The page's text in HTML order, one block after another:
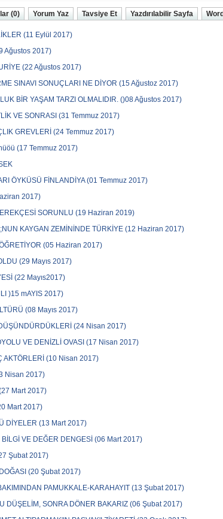
(0) Yorum Yaz Tavsiye Et Yazdırılabilir Sayfa
(11 Eylül 2017)
Ağustos 2017)
(22 Ağustos 2017)
SINAVI SONUÇLARI NE DİYOR (15 Ağustoz 2017)
BİR YAŞAM TARZI OLMALIDIR. ()08 Ağustos 2017)
VE SONRASI (31 Temmuz 2017)
GREVLERİ (24 Temmuz 2017)
(17 Temmuz 2017)
ÖYKÜSÜ FİNLANDİYA (01 Temmuz 2017)
2017)
SORUNLU (19 Haziran 2019)
KAYGAN ZEMİNİNDE TÜRKİYE (12 Haziran 2017)
(05 Haziran 2017)
(29 Mayıs 2017)
(22 Mayıs2017)
)15 mAYIS 2017)
(08 Mayıs 2017)
(24 Nisan 2017)
VE DENİZLİ OVASI (17 Nisan 2017)
AKTÖRLERİ (10 Nisan 2017)
Nisan 2017)
Mart 2017)
Mart 2017)
DİYELER (13 Mart 2017)
VE DEĞER DENGESİ (06 Mart 2017)
Şubat 2017)
(20 Şubat 2017)
PAMUKKALE-KARAHAYIT (13 Şubat 2017)
DÜŞELİM, SONRA DÖNER BAKARIZ (06 Şubat 2017)